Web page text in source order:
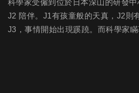
科學家受僱到位於日本深山的研發
J2 陪伴。J1有孩童般的天真，J2則
J3，事情開始出現蹊蹺。而科學家